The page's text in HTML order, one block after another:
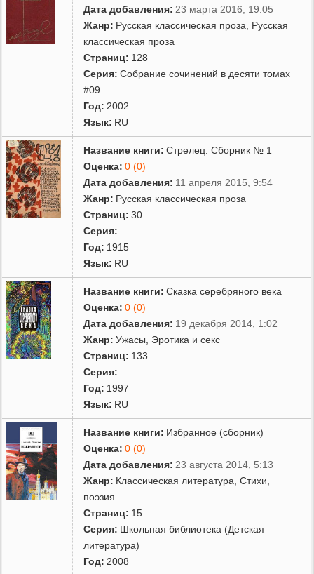
Дата добавления: 23 марта 2016, 19:05
Жанр: Русская классическая проза
Русская
классическая проза
Страниц: 128
Серия: Собрание сочинений в десяти томах
#09
Год: 2002
Язык: RU
Название книги: Стрелец. Сборник № 1
Оценка: 0 (0)
Дата добавления: 11 апреля 2015, 9:54
Жанр: Русская классическая проза
Страниц: 30
Серия:
Год: 1915
Язык: RU
Название книги: Сказка серебряного века
Оценка: 0 (0)
Дата добавления: 19 декабря 2014, 1:02
Жанр: Ужасы
Эротика и секс
Страниц: 133
Серия:
Год: 1997
Язык: RU
Название книги: Избранное (сборник)
Оценка: 0 (0)
Дата добавления: 23 августа 2014, 5:13
Жанр: Классическая литература ,Cтихи,
поэзия
Страниц: 15
Серия: Школьная библиотека (Детская
литература)
Год: 2008